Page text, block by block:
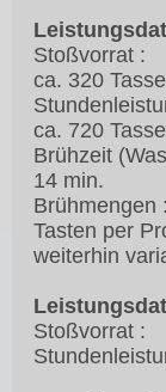
ca. 320
ca. 720
Brühzeit
14 min.
Tasten per
weiterhin